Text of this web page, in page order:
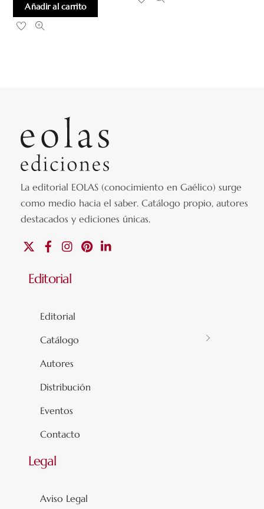
Añadir al carrito
La editorial EOLAS (conocimiento en Gaélico) surge
como medio hacia el saber.Catálogo propio, autores
destacados y ediciones únicas.
FacebookInstagramPinterest
Editorial
Editorial
Catálogo
Autores
Distribución
Eventos
Contacto
Legal
Aviso Legal